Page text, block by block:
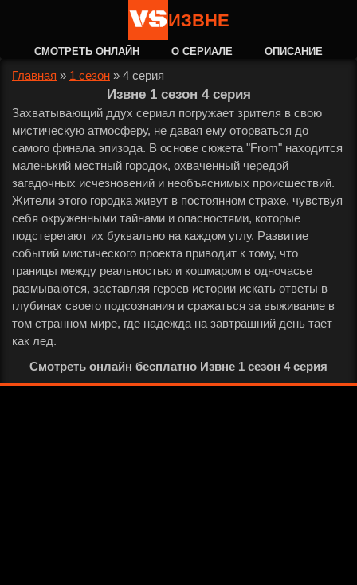
ИЗВНЕ
СМОТРЕТЬ ОНЛАЙН О СЕРИАЛЕ ОПИСАНИЕ
Главная » 1 сезон » 4 серия
Извне 1 сезон 4 серия
Захватывающий ддух сериал погружает зрителя в свою
мистическую атмосферу, не давая ему оторваться до
самого финала эпизода. В основе сюжета "From" находится
маленький местный городок, охваченный чередой
загадочных исчезновений и необъяснимых происшествий.
Жители этого городка живут в постоянном страхе, чувствуя
себя окруженными тайнами и опасностями, которые
подстерегают их буквально на каждом углу. Развитие
событий мистического проекта приводит к тому, что
границы между реальностью и кошмаром в одночасье
размываются, заставляя героев истории искать ответы в
глубинах своего подсознания и сражаться за выживание в
том странном мире, где надежда на завтрашний день тает
как лед.
Смотреть онлайн бесплатно Извне 1 сезон 4 серия